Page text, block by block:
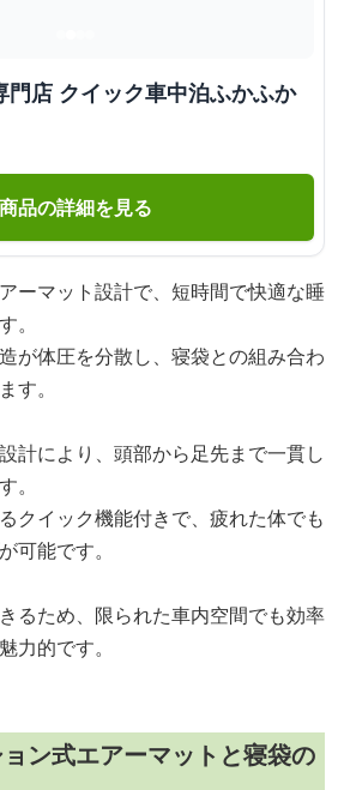
門店 クイック車中泊ふかふか
商品の詳細を見る
ーマット設計で、短時間で快適な睡
。
が体圧を分散し、寝袋との組み合わ
す。
計により、頭部から足先まで一貫し
。
クイック機能付きで、疲れた体でも
可能です。
るため、限られた車内空間でも効率
力的です。
ン式エアーマットと寝袋の